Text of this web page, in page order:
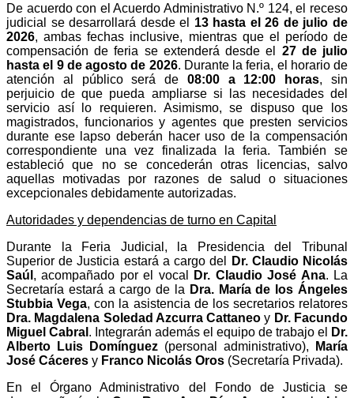
De acuerdo con el Acuerdo Administrativo N.º 124, el receso
judicial se desarrollará desde el 13 hasta el 26 de julio de
2026, ambas fechas inclusive, mientras que el período de
compensación de feria se extenderá desde el 27 de julio
hasta el 9 de agosto de 2026. Durante la feria, el horario de
atención al público será de 08:00 a 12:00 horas, sin
perjuicio de que pueda ampliarse si las necesidades del
servicio así lo requieren. Asimismo, se dispuso que los
magistrados, funcionarios y agentes que presten servicios
durante ese lapso deberán hacer uso de la compensación
correspondiente una vez finalizada la feria. También se
estableció que no se concederán otras licencias, salvo
aquellas motivadas por razones de salud o situaciones
excepcionales debidamente autorizadas.
Autoridades y dependencias de turno en Capital
Durante la Feria Judicial, la Presidencia del Tribunal
Superior de Justicia estará a cargo del
Dr. Claudio Nicolás
Saúl , acompañado por el vocal Dr. Claudio José Ana. La
Secretaría estará a cargo de la Dra. María de los Ángeles
Stubbia Vega, con la asistencia de los secretarios relatores
Dra. Magdalena Soledad Azcurra Cattaneo y Dr. Facundo
Miguel Cabral . Integrarán además el equipo de trabajo el
Dr.
Alberto Luis Domínguez (personal administrativo),
María
José Cáceres y Franco Nicolás Oros (Secretaría Privada).
En el Órgano Administrativo del Fondo de Justicia se